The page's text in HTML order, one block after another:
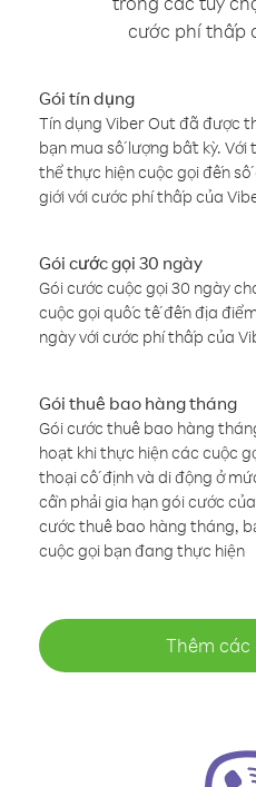
cước phí thấp
Gói tín dụng
Tín dụng Viber Out đã được
bạn mua số lượng bất kỳ.
thể thực hiện cuộc gọi đến
giới với cước phí thấp của
Gói cước gọi 30 ngày
Gói cước cuộc gọi 30 ngày
cuộc gọi quốc tế đến địa
ngày với cước phí thấp của
Gói thuê bao hàng tháng
Gói cước thuê bao hàng
hoạt khi thực hiện các cuộc
thoại cố định và di động ở
cần phải gia hạn gói cước
cước thuê bao hàng tháng,
cuộc gọi bạn đang thực hiện
Thêm các